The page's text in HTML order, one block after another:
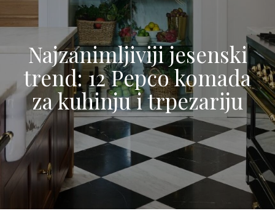
Najzanimljiviji jesenski
trend: 12 Pepco komada
za kuhinju i trpezariju